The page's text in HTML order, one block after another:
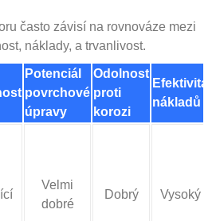
často závisí na rovnováze mezi
náklady, a trvanlivost.
Potenciál
povrchové
úpravy
Odolnost
proti
korozi
Efektivita
nákladů
Velmi
dobré
Dobrý Vysoký